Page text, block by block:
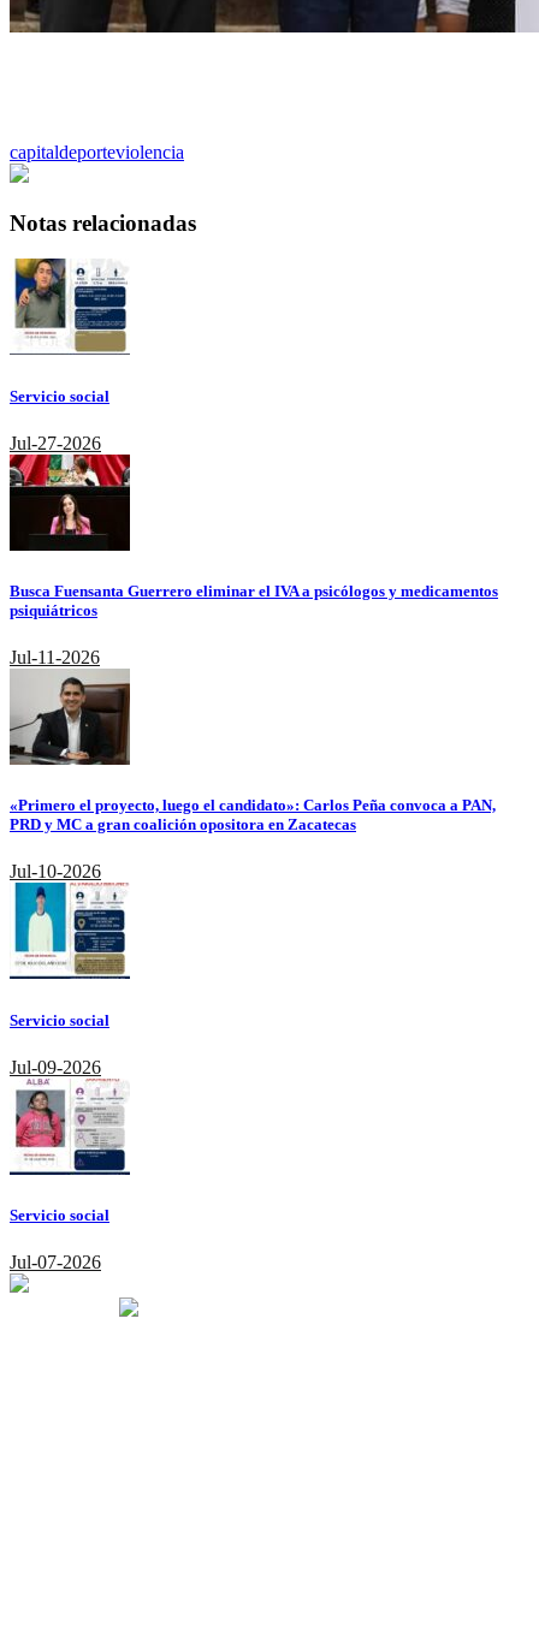
capitaldeporteviolencia
Notas relacionadas
Servicio social
Jul-27-2026
Busca Fuensanta Guerrero eliminar el IVA a psicólogos y medicamentos
psiquiátricos
Jul-11-2026
«Primero el proyecto, luego el candidato»: Carlos Peña convoca a PAN,
PRD y MC a gran coalición opositora en Zacatecas
Jul-10-2026
Servicio social
Jul-09-2026
Servicio social
Jul-07-2026